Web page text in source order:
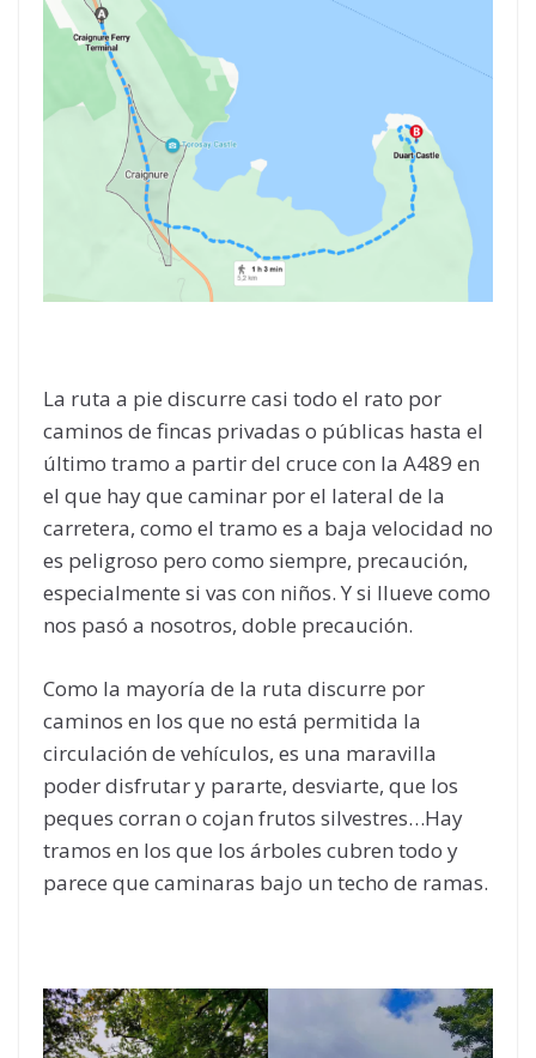
La ruta a pie discurre casi todo el rato por
caminos de fincas privadas o públicas hasta el
último tramo a partir del cruce con la A489 en
el que hay que caminar por el lateral de la
carretera, como el tramo es a baja velocidad no
es peligroso pero como siempre, precaución,
especialmente si vas con niños. Y si llueve como
nos pasó a nosotros, doble precaución.
Como la mayoría de la ruta discurre por
caminos en los que no está permitida la
circulación de vehículos, es una maravilla
poder disfrutar y pararte, desviarte, que los
peques corran o cojan frutos silvestres…Hay
tramos en los que los árboles cubren todo y
parece que caminaras bajo un techo de ramas.